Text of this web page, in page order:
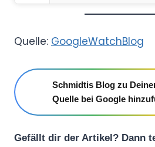
Quelle: GoogleWatchBlog
Schmidtis Blog zu
Quelle bei Google
Gefällt dir der Artikel? Dann